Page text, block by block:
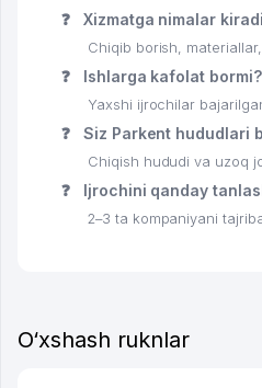
❓ Xizmatga nimalar
Chiqib borish,
❓ Ishlarga kafolat bormi?
Yaxshi ijrochilar
❓ Siz Parkent hududlari
Chiqish hududi va uzoq
❓ Ijrochini qanday
2–3 ta kompaniyani
O‘xshash ruknlar